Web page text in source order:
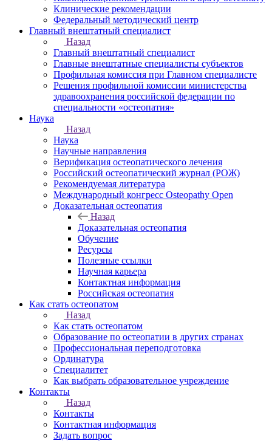
Клинические рекомендации
Федеральный методический центр
Главный внештатный специалист
Назад
Главный внештатный специалист
Главные внештатные специалисты субъектов
Профильная комиссия при Главном специалисте
Решения профильной комиссии министерства
здравоохранения российской федерации по
специальности «остеопатия»
Наука
Назад
Наука
Научные направления
Верификация остеопатического лечения
Российский остеопатический журнал (РОЖ)
Рекомендуемая литература
Международный конгресс Osteopathy Open
Доказательная остеопатия
Назад
Доказательная остеопатия
Обучение
Ресурсы
Полезные ссылки
Научная карьера
Контактная информация
Российская остеопатия
Как стать остеопатом
Назад
Как стать остеопатом
Образование по остеопатии в других странах
Профессиональная переподготовка
Ординатура
Специалитет
Как выбрать образовательное учреждение
Контакты
Назад
Контакты
Контактная информация
Задать вопрос